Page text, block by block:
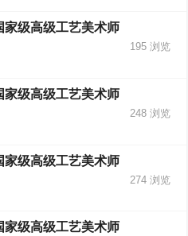
级高级工艺美术师
195浏览
级高级工艺美术师
248浏览
级高级工艺美术师
274浏览
级高级工艺美术师